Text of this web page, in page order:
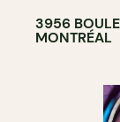
3956
MONTRÉAL